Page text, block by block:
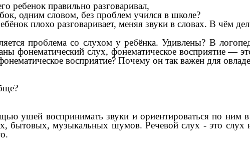
ребенок правильно разговаривал,
одним словом, без проблем учился в школе?
плохо разговаривает, меняя звуки в словах. В чём
проблема со слухом у ребёнка. Удивлены? В
фонематический слух, фонематическое восприятие —
восприятие? Почему он так важен для
ушей воспринимать звуки и ориентироваться по
бытовых, музыкальных шумов. Речевой слух - это слух